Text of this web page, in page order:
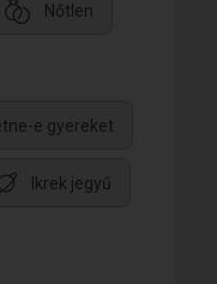
Nőtlen
e gyereket
Ikrek jegyű